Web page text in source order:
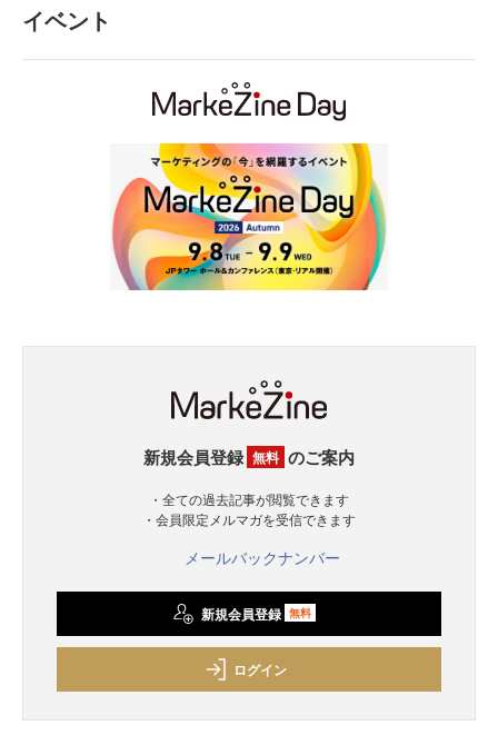
イベント
新規会員登録 無料 のご案内
・全ての過去記事が閲覧できます
・会員限定メルマガを受信できます
メールバックナンバー
新規会員登録 無料
ログイン